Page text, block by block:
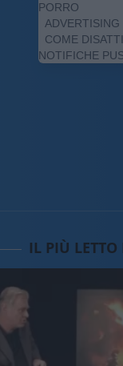
PORRO
ADVERTISING
COME
NOTIFICHE
IL PIÙ LETTO